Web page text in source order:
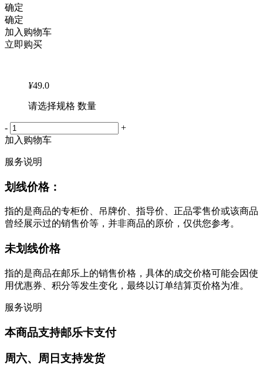
确定
确定
加入购物车
立即购买
¥49.0
请选择规格 数量
-
+
加入购物车
服务说明
划线价格：
指的是商品的专柜价、吊牌价、指导价、正品零售价或该商品
曾经展示过的销售价等，并非商品的原价，仅供您参考。
未划线价格
指的是商品在邮乐上的销售价格，具体的成交价格可能会因使
用优惠券、积分等发生变化，最终以订单结算页价格为准。
服务说明
本商品支持邮乐卡支付
周六、周日支持发货